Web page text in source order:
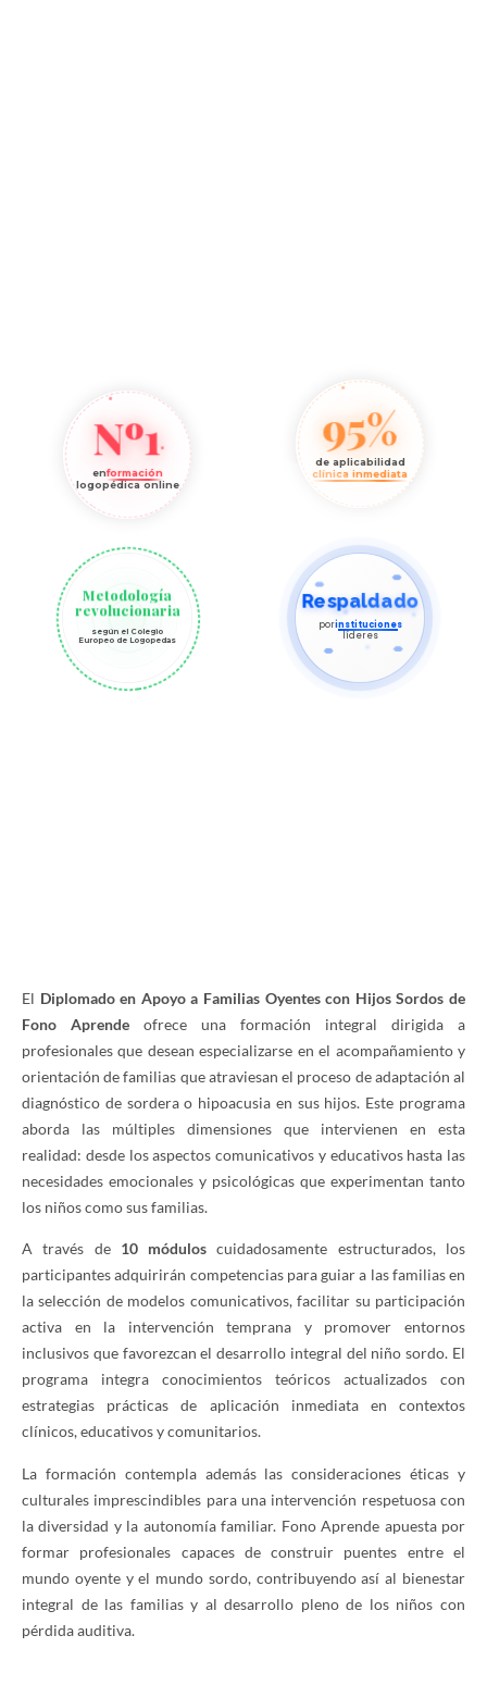
Nº1
enformación
logopédica online
95%
de aplicabilidad
clínica inmediata
Metodología
revolucionaria
según el Colegio
Europeo de Logopedas
Respaldado
porinstituciones
líderes
El Diplomado en Apoyo a Familias Oyentes con Hijos Sordos de
Fono Aprende ofrece una formación integral dirigida a
profesionales que desean especializarse en el acompañamiento y
orientación de familias que atraviesan el proceso de adaptación al
diagnóstico de sordera o hipoacusia en sus hijos. Este programa
aborda las múltiples dimensiones que intervienen en esta
realidad: desde los aspectos comunicativos y educativos hasta las
necesidades emocionales y psicológicas que experimentan tanto
los niños como sus familias.
A través de 10 módulos cuidadosamente estructurados, los
participantes adquirirán competencias para guiar a las familias en
la selección de modelos comunicativos, facilitar su participación
activa en la intervención temprana y promover entornos
inclusivos que favorezcan el desarrollo integral del niño sordo. El
programa integra conocimientos teóricos actualizados con
estrategias prácticas de aplicación inmediata en contextos
clínicos, educativos y comunitarios.
La formación contempla además las consideraciones éticas y
culturales imprescindibles para una intervención respetuosa con
la diversidad y la autonomía familiar. Fono Aprende apuesta por
formar profesionales capaces de construir puentes entre el
mundo oyente y el mundo sordo, contribuyendo así al bienestar
integral de las familias y al desarrollo pleno de los niños con
pérdida auditiva.